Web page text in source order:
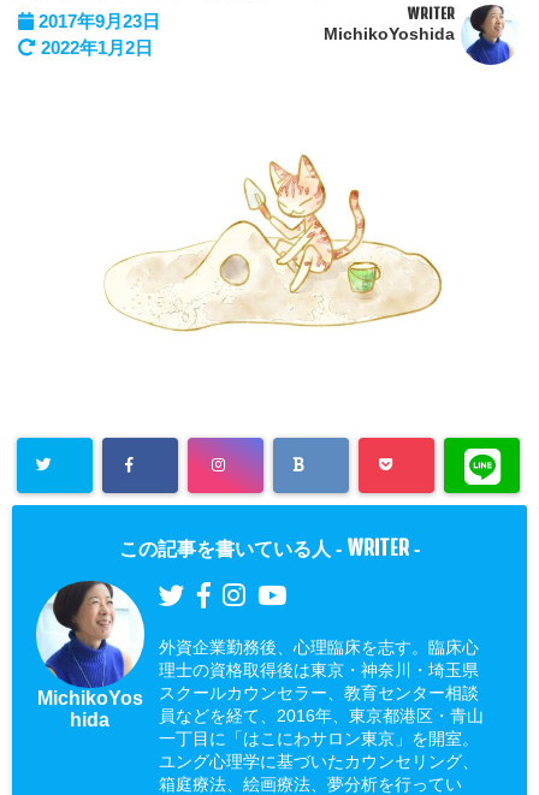
2017年9月23日
2022年1月2日
WRITER
MichikoYoshida
この記事を書いている人 - WRITER -
MichikoYos
hida
外資企業勤務後、心理臨床を志す。臨床心
理士の資格取得後は東京・神奈川・埼玉県
スクールカウンセラー、教育センター相談
員などを経て、2016年、東京都港区・青山
一丁目に「はこにわサロン東京」を開室。
ユング心理学に基づいたカウンセリング、
箱庭療法、絵画療法、夢分析を行ってい